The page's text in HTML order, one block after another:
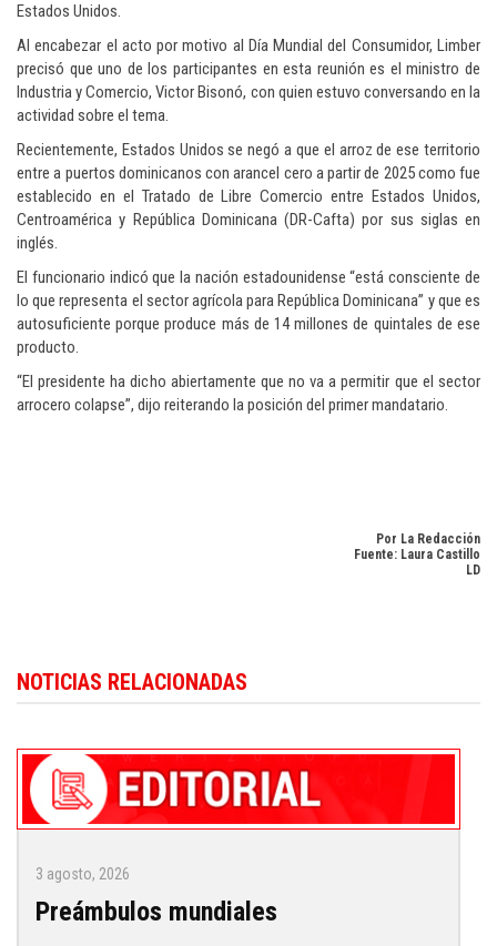
Estados Unidos.
Al encabezar el acto por motivo al Día Mundial del Consumidor, Limber
precisó que uno de los participantes en esta reunión es el ministro de
Industria y Comercio, Victor Bisonó, con quien estuvo conversando en la
actividad sobre el tema.
Recientemente, Estados Unidos se negó a que el arroz de ese territorio
entre a puertos dominicanos con arancel cero a partir de 2025 como fue
establecido en el Tratado de Libre Comercio entre Estados Unidos,
Centroamérica y República Dominicana (DR-Cafta) por sus siglas en
inglés.
El funcionario indicó que la nación estadounidense “está consciente de
lo que representa el sector agrícola para República Dominicana” y que es
autosuficiente porque produce más de 14 millones de quintales de ese
producto.
“El presidente ha dicho abiertamente que no va a permitir que el sector
arrocero colapse”, dijo reiterando la posición del primer mandatario.
Por La Redacción
Fuente: Laura Castillo
LD
business news in English.
NOTICIAS RELACIONADAS
3 agosto, 2026
Preámbulos mundiales